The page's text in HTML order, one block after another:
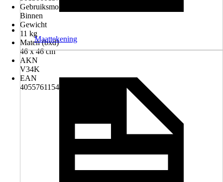
Gebruiksmogelijkheden
Binnen
Gewicht
11 kg
Maten (bxd)
46 x 46 cm
AKN
V34K
EAN
4055761154864
Maattekening